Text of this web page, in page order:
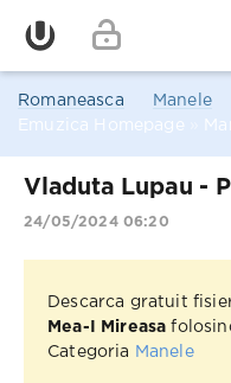
Romaneasca Manele
Emuzica Homepage
Vladuta Lupau -
24/05/2024 06:20
Descarca gratuit
Mea-I Mireasa
Categoria
Manele